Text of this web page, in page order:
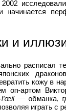
начинается
и
расписал
кожу в
оп-артом
l’œil— обманка,
играть с